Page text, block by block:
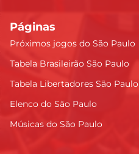
Páginas
Próximos jogos do São Paulo
Tabela Brasileirão São Paulo
Tabela Libertadores São Paulo
Elenco do São Paulo
Músicas do São Paulo